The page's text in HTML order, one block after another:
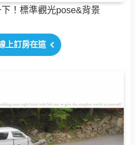
！標準觀光pose&背景
上訂房在這